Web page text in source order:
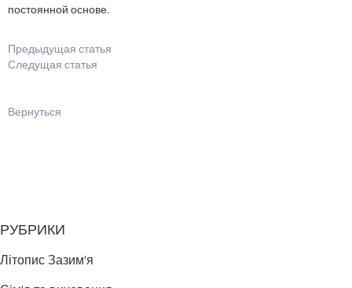
постоянной основе.
Предыдущая статья
Следущая статья
Вернуться
РУБРИКИ
Літопис Зазим'я